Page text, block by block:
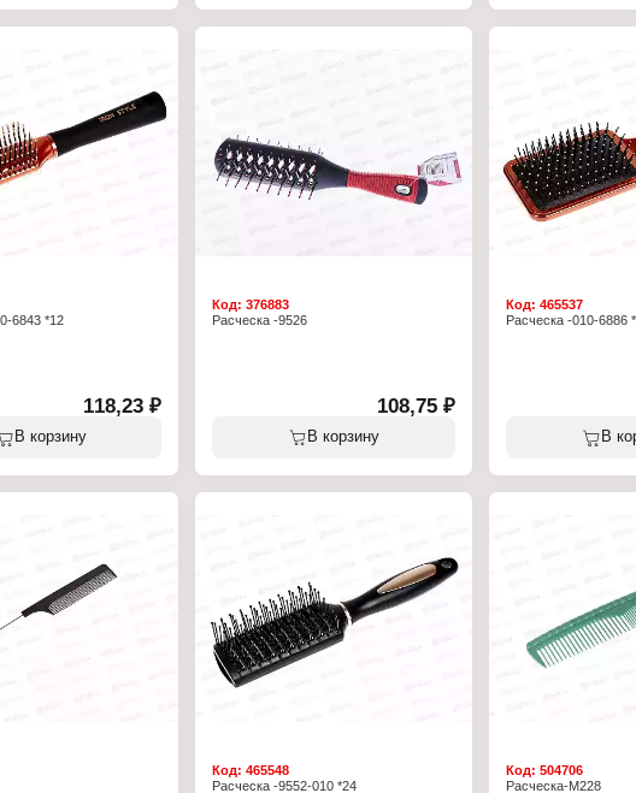
расчесывания волос
1шт
6843 *12
118,23 ₽
В корзину
Код:376883
Расческа -9526
108,75 ₽
В корзину
Код: 465537
Расческа -010-6886
В
Код:465548
Расческа -9552-010 *24
Код: 504706
Расческа-М228